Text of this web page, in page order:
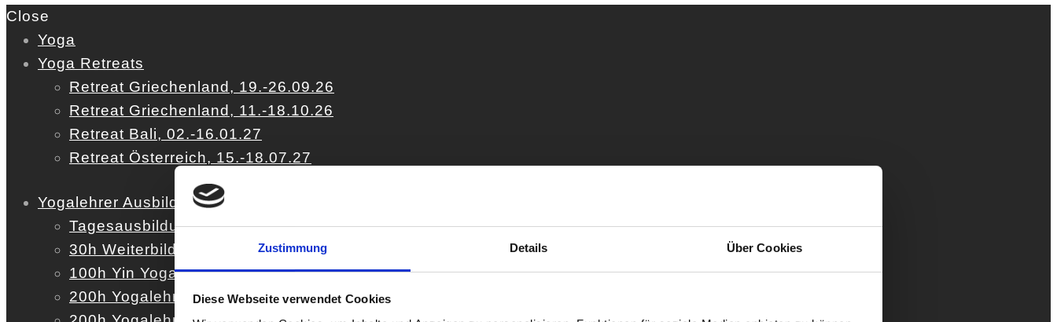
Zustimmung Details Über Cookies
Diese Webseite verwendet Cookies
Close
Yoga
Yoga Retreats
Retreat Griechenland, 19.-26.09.26
Retreat Griechenland, 11.-18.10.26
Retreat Bali, 02.-16.01.27
Retreat Österreich, 15.-18.07.27
Yogalehrer Ausbildung
Tagesausbildung
30h Weiterbildung (YACEP)
100h Yin Yoga & Meditationsausbildung
200h Yogalehrer Ausbildung Ausland